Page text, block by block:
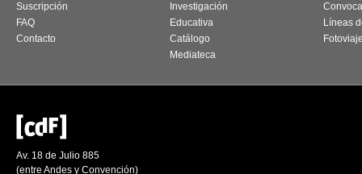
Suscripción
FAQ
Contacto
Investigación
Educativa
Catálogo
Mediateca
Líneas
Av. 18 de Julio 885
(entre Andes y Convención)